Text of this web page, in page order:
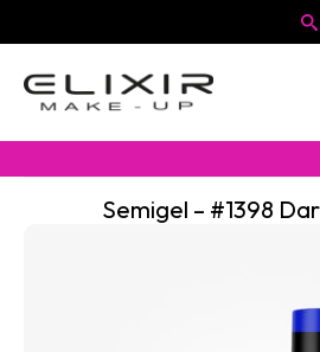
Semigel – #1398